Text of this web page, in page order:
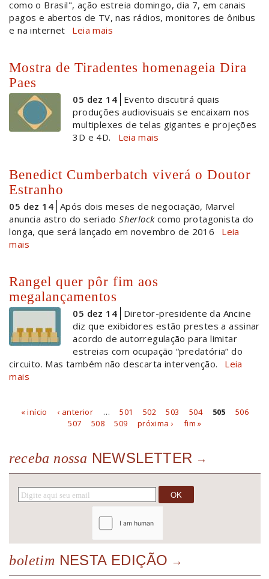
como o Brasil", ação estreia domingo, dia 7, em canais
pagos e abertos de TV, nas rádios, monitores de ônibus
e na internet
Leia mais
Mostra de Tiradentes homenageia Dira
Paes
05 dez 14 Evento discutirá quais
produções audiovisuais se encaixam nos
multiplexes de telas gigantes e projeções
3D e 4D.
Leia mais
Benedict Cumberbatch viverá o Doutor
Estranho
05 dez 14 Após dois meses de negociação, Marvel
anuncia astro do seriadoSherlockcomo protagonista do
longa, que será lançado em novembro de 2016
Leia
mais
Rangel quer pôr fim aos
megalançamentos
05 dez 14 Diretor-presidente da Ancine
diz que exibidores estão prestes a assinar
acordo de autorregulação para limitar
estreias com ocupação “predatória” do
circuito. Mas também não descarta intervenção.
Leia
mais
Páginas
« início ‹ anterior … 501 502 503 504 505
506
507
508 509 próxima › fim »
receba nossa NEWSLETTER
boletim NESTA EDIÇÃO